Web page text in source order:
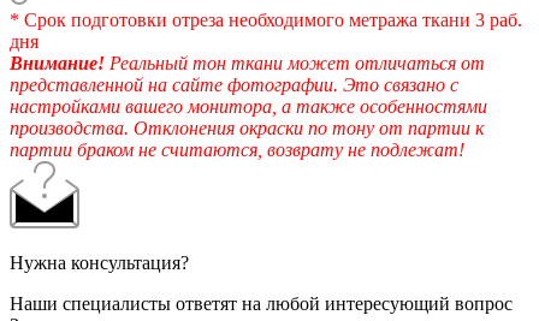
* Срок подготовки отреза необходимого метража ткани 3 раб.
дня
Внимание! Реальный тон ткани может отличаться от
представленной на сайте фотографии. Это связано с
настройками вашего монитора, а также особенностями
производства. Отклонения окраски по тону от партии к
партии браком не считаются, возврату не подлежат!
Нужна консультация?
Наши специалисты ответят на любой интересующий вопрос